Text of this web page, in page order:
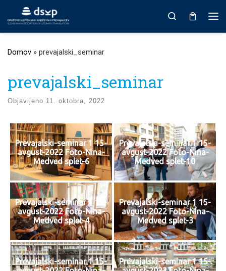
Prikaži vso vsebino
Search
Domov » prevajalski_seminar
prevajalski_seminar
Objavljeno 11. oktobra, 2022
Prevajalski-seminar 1 15-
avgust-2022 Foto-Nina-
Medved splet-6
Prevajalski-seminar 1 15-
avgust-2022 Foto-Nina-
Medved splet-10
Prevajalski-seminar 1 15-
avgust-2022 Foto-Nina-
Medved splet-4
Prevajalski-seminar 1 15-
avgust-2022 Foto-Nina-
Medved splet-3
Prevajalski-seminar 1 15-
Prevajalski-seminar 1 15-